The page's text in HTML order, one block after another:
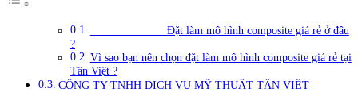
Đặt làm mô hình composite giá rẻ ở đâu
?
Vì sao bạn nên chọn đặt làm mô hình composite giá rẻ tại
Tân Việt ?
CÔNG TY TNHH DỊCH VỤ MỸ THUẬT TÂN VIỆT